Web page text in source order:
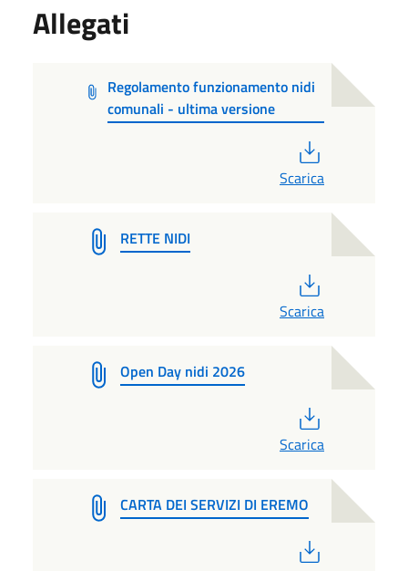
Allegati
Regolamento funzionamento nidi
comunali - ultima versione
Scarica
RETTE NIDI
Scarica
Open Day nidi 2026
Scarica
CARTA DEI SERVIZI DI EREMO